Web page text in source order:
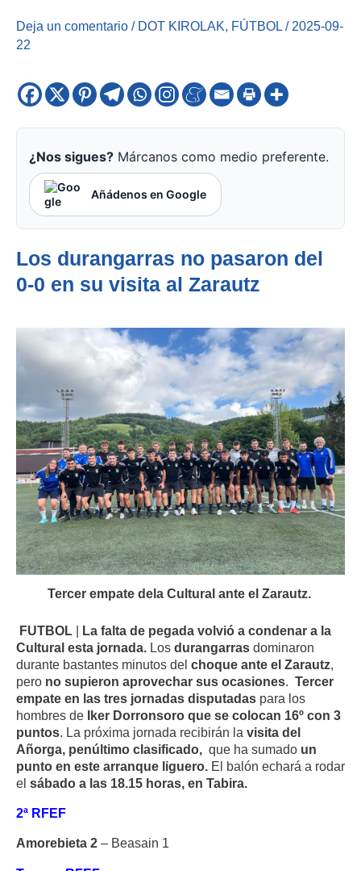
Deja un comentario / DOT KIROLAK, FÚTBOL / 2025-09-
22
¿Nos sigues? Márcanos como medio preferente.
Añádenos en Google
Los durangarras no pasaron del
0-0 en su visita al Zarautz
Tercer empate dela Cultural ante el Zarautz.
FUTBOL | La falta de pegada volvió a condenar a la
Cultural esta jornada. Los durangarras dominaron
durante bastantes minutos del choque ante el Zarautz,
pero no supieron aprovechar sus ocasiones. Tercer
empate en las tres jornadas disputadas para los
hombres de Iker Dorronsoro que se colocan 16º con 3
puntos. La próxima jornada recibirán la visita del
Añorga, penúltimo clasificado, que ha sumado un
punto en este arranque liguero. El balón echará a rodar
el sábado a las 18.15 horas, en Tabira.
2ª RFEF
Amorebieta 2 – Beasain 1